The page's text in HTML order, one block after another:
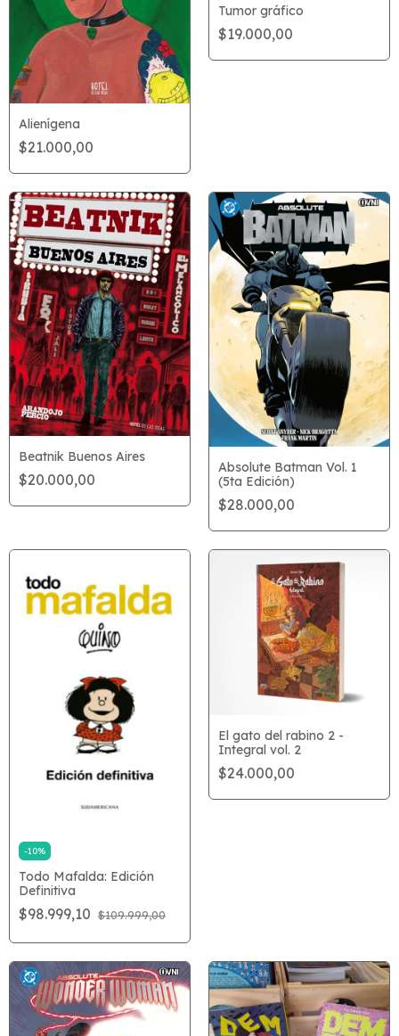
Alienígena
$21.000,00
Tumor gráfico
$19.000,00
Beatnik Buenos Aires
$20.000,00
Absolute Batman Vol. 1
(5ta Edición)
$28.000,00
-10%
Todo Mafalda: Edición
Definitiva
$98.999,10 $109.999,00
El gato del rabino 2 -
Integral vol. 2
$24.000,00